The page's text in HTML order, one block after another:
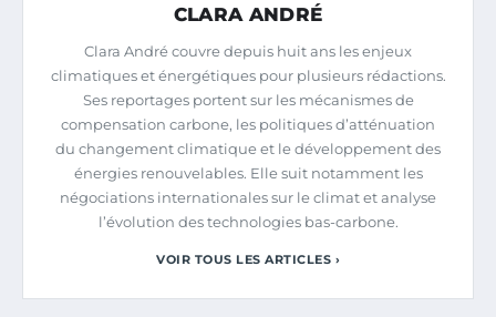
CLARA ANDRÉ
Clara André couvre depuis huit ans les enjeux
climatiques et énergétiques pour plusieurs rédactions.
Ses reportages portent sur les mécanismes de
compensation carbone, les politiques d’atténuation
du changement climatique et le développement des
énergies renouvelables. Elle suit notamment les
négociations internationales sur le climat et analyse
l’évolution des technologies bas-carbone.
VOIR TOUS LES ARTICLES ›